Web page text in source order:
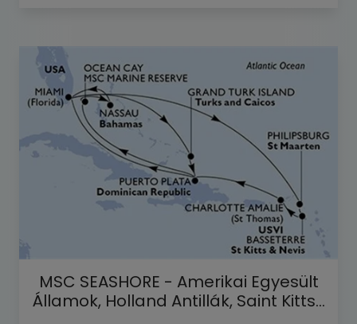
MSC SEASHORE - Amerikai Egyesült
Államok, Holland Antillák, Saint Kitts…